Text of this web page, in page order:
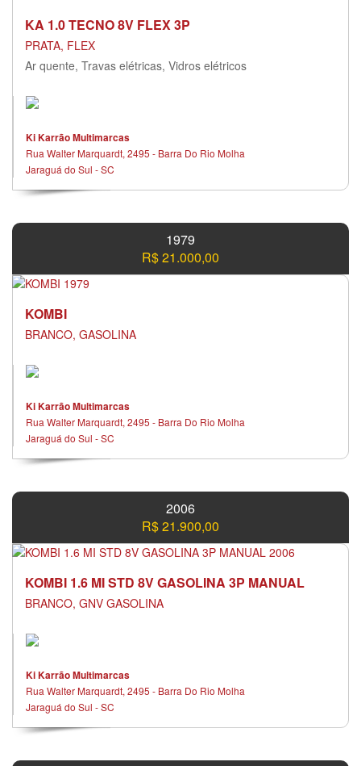
KA 1.0 TECNO 8V FLEX 3P
PRATA, FLEX
Ar quente, Travas elétricas, Vidros elétricos
Ki Karrão Multimarcas
Rua Walter Marquardt, 2495 - Barra Do Rio Molha
Jaraguá do Sul - SC
1979
R$ 21.000,00
KOMBI
BRANCO, GASOLINA
Ki Karrão Multimarcas
Rua Walter Marquardt, 2495 - Barra Do Rio Molha
Jaraguá do Sul - SC
2006
R$ 21.900,00
KOMBI 1.6 MI STD 8V GASOLINA 3P MANUAL
BRANCO, GNV GASOLINA
Ki Karrão Multimarcas
Rua Walter Marquardt, 2495 - Barra Do Rio Molha
Jaraguá do Sul - SC